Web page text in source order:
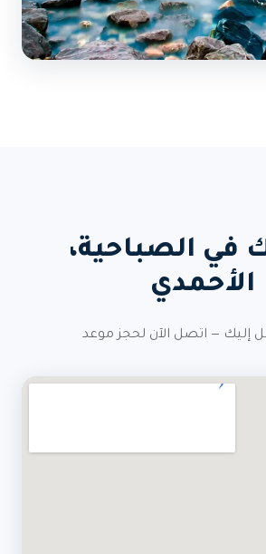
في الصباحية،
الأحمدي
إليك — اتصل الآن لحجز موعد